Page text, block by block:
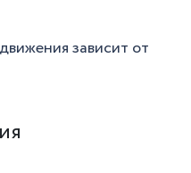
зависит от